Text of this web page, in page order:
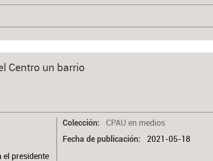
Centro un barrio
el presidente
Colección CPAU en medios
Fecha de publicación 2021-05-18